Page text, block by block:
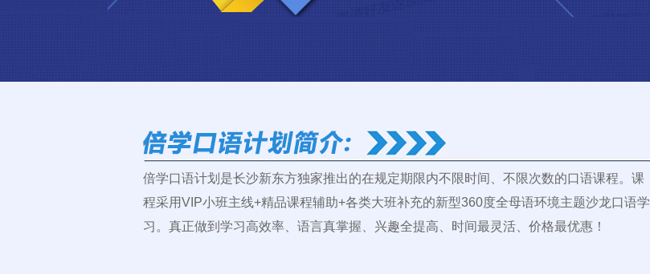
倍学口语计划是长沙新东方独家推出的在规定期限内不限时间、不限次数的口语课程。课
程采用VIP小班主线+精品课程辅助+各类大班补充的新型360度全母语环境主题沙龙口语学
习。真正做到学习高效率、语言真掌握、兴趣全提高、时间最灵活、价格最优惠！